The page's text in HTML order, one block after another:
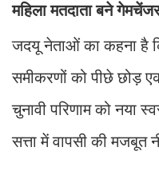
महिला मतदाता बने
जदयू नेताओं का कहना है
समीकरणों को पीछे छोड़
चुनावी परिणाम को नया
सत्ता में वापसी की मजबूत